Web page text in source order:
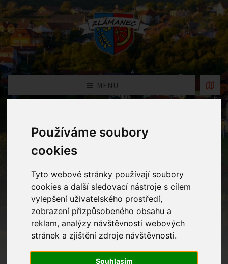
Používáme soubory
cookies
Tyto webové stránky používají soubory
cookies a další sledovací nástroje s cílem
vylepšení uživatelského prostředí,
zobrazení přizpůsobeného obsahu a
reklam, analýzy návštěvnosti webových
stránek a zjištění zdroje návštěvnosti.
Souhlasím
MENU
Fotogalerie
Home Fotogalerie